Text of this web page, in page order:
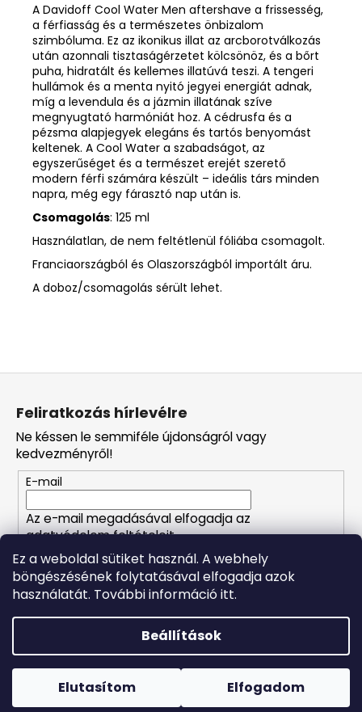
Ez a weboldal sütiket használ. A webhely
böngészésének folytatásával elfogadja azok
használatát. További információ itt.
Beállítások
Elutasítom Elfogadom
Forró napokon nem javasoljuk a csomagautomatákba
történő kézbesítést. A magas hőmérsékletre érzékeny
termékek átvételkor nem biztos, hogy optimális állapotban
A Davidoff Cool Water Men aftershave a frissesség,
a férfiasság és a természetes önbizalom
szimbóluma. Ez az ikonikus illat az arcborotválkozás
után azonnali tisztaságérzetet kölcsönöz, és a bőrt
puha, hidratált és kellemes illatúvá teszi. A tengeri
hullámok és a menta nyitó jegyei energiát adnak,
míg a levendula és a jázmin illatának szíve
megnyugtató harmóniát hoz. A cédrusfa és a
pézsma alapjegyek elegáns és tartós benyomást
keltenek. A Cool Water a szabadságot, az
egyszerűséget és a természet erejét szerető
modern férfi számára készült – ideális társ minden
napra, még egy fárasztó nap után is.
Csomagolás: 125 ml
Használatlan, de nem feltétlenül fóliába csomagolt.
Franciaországból és Olaszországból importált áru.
A doboz/csomagolás sérült lehet.
L
Feliratkozás hírlevélre
Ne késsen le semmiféle újdonságról vagy
kedvezményről!
E-mail
Az e-mail megadásával elfogadja az
adatvédelem feltételeit.
FELIRATKOZÁS
Copyright 2026Naturalzen. Minden jog fenntartva.Süti
beállítások szerkesztése